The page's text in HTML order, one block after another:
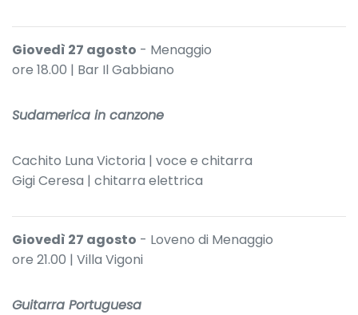
Giovedì 27 agosto - Menaggio
ore 18.00 | Bar Il Gabbiano
Sudamerica in canzone
Cachito Luna Victoria | voce e chitarra
Gigi Ceresa | chitarra elettrica
Giovedì 27 agosto - Loveno di Menaggio
ore 21.00 | Villa Vigoni
Guitarra Portuguesa